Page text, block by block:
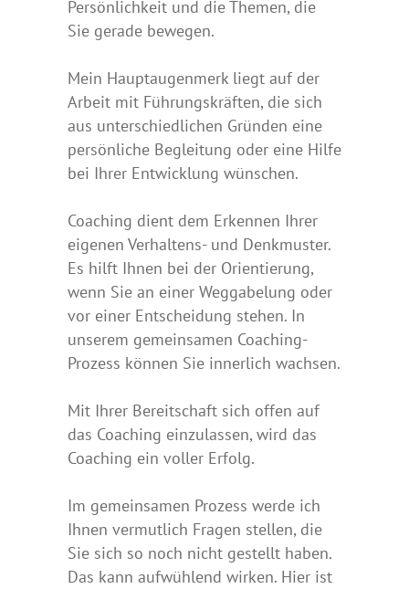
Persönlichkeit und die Themen, die
Sie gerade bewegen.
Mein Hauptaugenmerk liegt auf der
Arbeit mit Führungskräften, die sich
aus unterschiedlichen Gründen eine
persönliche Begleitung oder eine Hilfe
bei Ihrer Entwicklung wünschen.
Coaching dient dem Erkennen Ihrer
eigenen Verhaltens- und Denkmuster.
Es hilft Ihnen bei der Orientierung,
wenn Sie an einer Weggabelung oder
vor einer Entscheidung stehen. In
unserem gemeinsamen Coaching-
Prozess können Sie innerlich wachsen.
Mit Ihrer Bereitschaft sich offen auf
das Coaching einzulassen, wird das
Coaching ein voller Erfolg.
Im gemeinsamen Prozess werde ich
Ihnen vermutlich Fragen stellen, die
Sie sich so noch nicht gestellt haben.
Das kann aufwühlend wirken. Hier ist